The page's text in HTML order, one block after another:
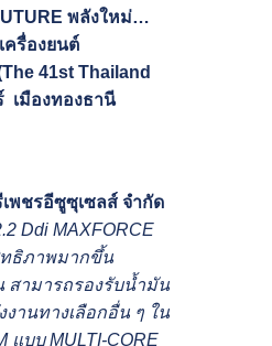
พลังใหม่…
ครื่องยนต์
41st Thailand
เมืองทองธานี
พชรอีซูซุเซลส์ จำกัด
Ddi MAXFORCE
ธิภาพมากขึ้น
สามารถรองรับน้ำมัน
านทางเลือกอื่น ๆ ใน
แบบ MULTI-CORE